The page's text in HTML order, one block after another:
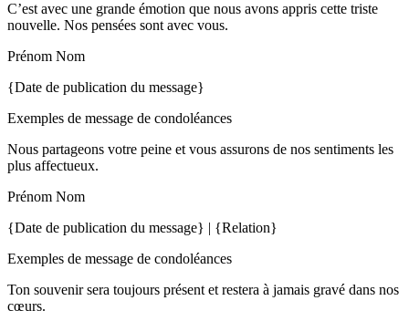
C’est avec une grande émotion que nous avons appris cette triste
nouvelle. Nos pensées sont avec vous.
Prénom Nom
{Date de publication du message}
Exemples de message de condoléances
Nous partageons votre peine et vous assurons de nos sentiments les
plus affectueux.
Prénom Nom
{Date de publication du message} | {Relation}
Exemples de message de condoléances
Ton souvenir sera toujours présent et restera à jamais gravé dans nos
cœurs.